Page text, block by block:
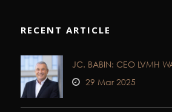
RECENT ARTICLE
JC. BABIN: CEO LVMH
29 Mar 2025